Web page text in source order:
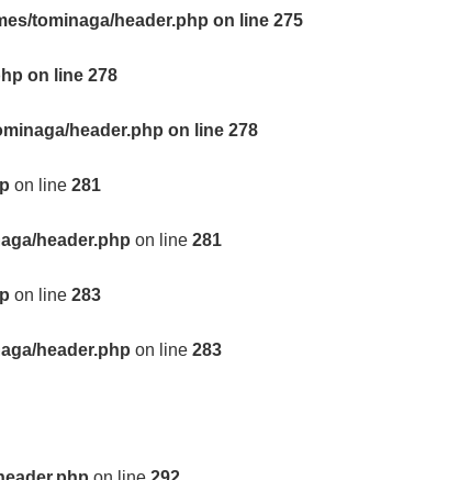
tominaga/header.php on line 275
on line 278
header.php on line 278
on line 281
header.php on line 281
on line 283
header.php on line 283